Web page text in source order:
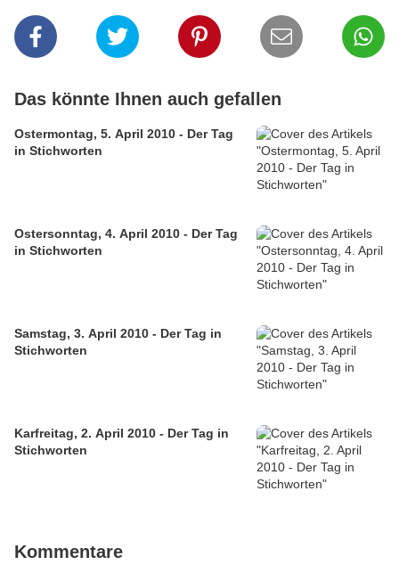
Das könnte Ihnen auch gefallen
Ostermontag, 5. April 2010 - Der Tag
in Stichworten
Ostersonntag, 4. April 2010 - Der Tag
in Stichworten
Samstag, 3. April 2010 - Der Tag in
Stichworten
Karfreitag, 2. April 2010 - Der Tag in
Stichworten
Kommentare